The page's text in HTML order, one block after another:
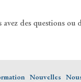
des questions ou
Nouvelles